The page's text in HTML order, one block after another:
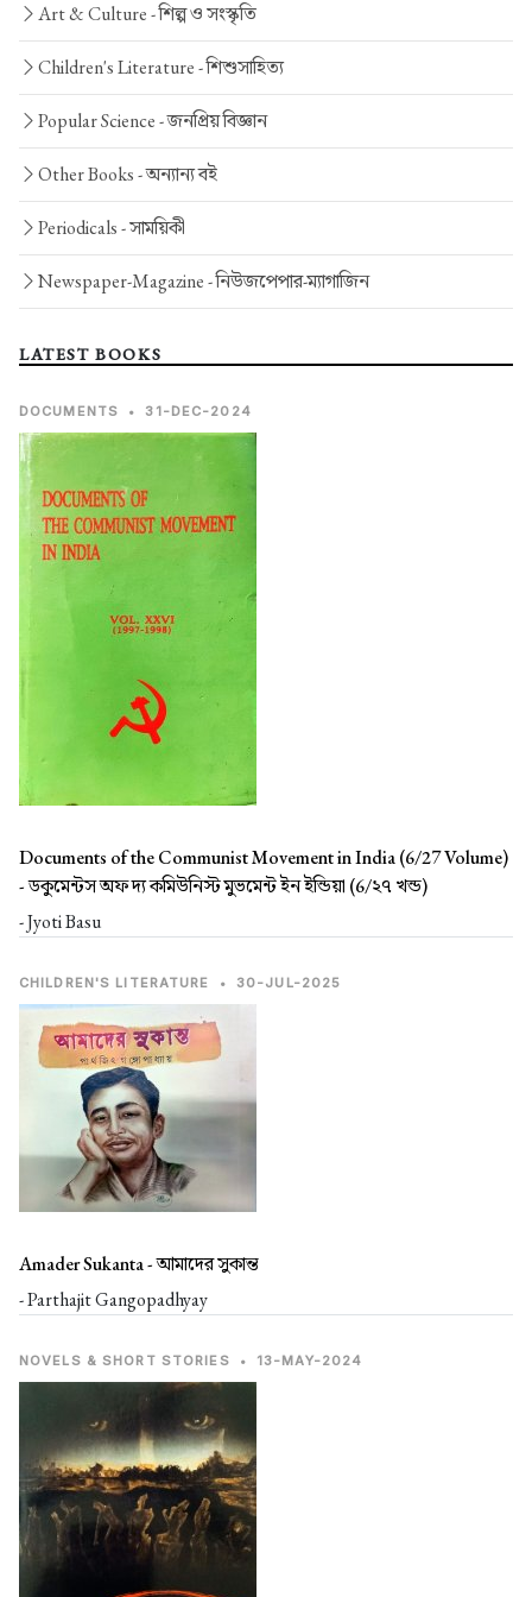
Art & Culture -শিল্প ও সংস্কৃতি
Children's Literature -শিশুসাহিত্য
Popular Science -জনপ্রিয় বিজ্ঞান
Other Books -অন্যান্য বই
Periodicals -সাময়িকী
Newspaper-Magazine -নিউজপেপার-ম্যাগাজিন
LATEST BOOKS
DOCUMENTS • 31-DEC-2024
Documents of the Communist Movement in India (6/27 Volume)
-ডকুমেন্টস অফ দ্য কমিউনিস্ট মুভমেন্ট ইন ইন্ডিয়া (6/২৭ খন্ড)
- Jyoti Basu
CHILDREN'S LITERATURE • 30-JUL-2025
Amader Sukanta -আমাদের সুকান্ত
- Parthajit Gangopadhyay
NOVELS & SHORT STORIES • 13-MAY-2024